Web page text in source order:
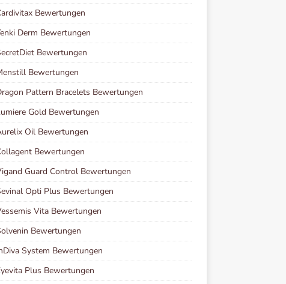
Bewertungen
Derm Bewertungen
Bewertungen
Bewertungen
Pattern Bracelets Bewertungen
Gold Bewertungen
Oil Bewertungen
Bewertungen
Guard Control Bewertungen
Opti Plus Bewertungen
Vita Bewertungen
Bewertungen
System Bewertungen
Plus Bewertungen